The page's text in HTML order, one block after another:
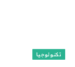
تكنولوجيا